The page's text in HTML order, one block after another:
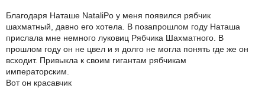
Благодаря Наташе NataliPo у меня появился рябчик
шахматный, давно его хотела. В позапрошлом году Наташа
прислала мне немного луковиц Рябчика Шахматного. В
прошлом году он не цвел и я долго не могла понять где же он
всходит. Привыкла к своим гигантам рябчикам
императорским.
Вот он красавчик